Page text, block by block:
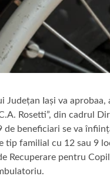
Județan Iași va
Rosetti”, din cadrul
beneficiari se va
tip familial cu 12 sau 9
Recuperare pentru